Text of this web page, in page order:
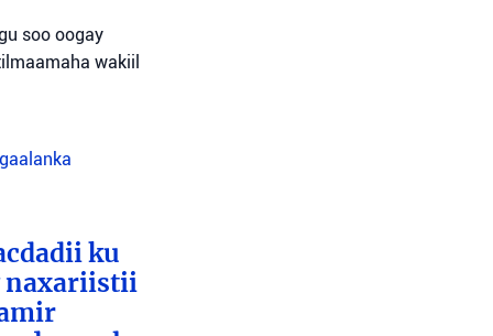
soo oogay
wakiil
ku
naxariistii